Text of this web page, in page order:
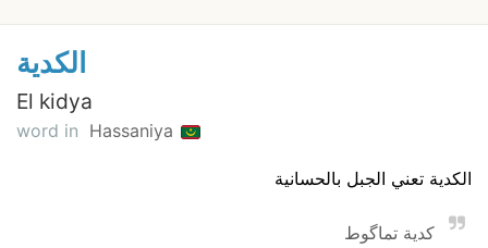
الكدية
El kidya
word in Hassaniya
الكدية تعني الجبل بالحسانية
كدية تماگوط